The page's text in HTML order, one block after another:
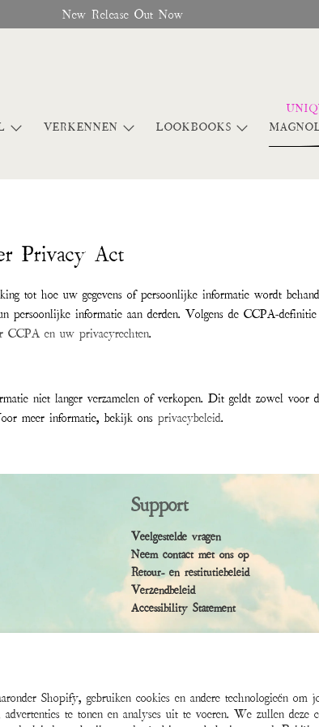
Shopify, gebruiken cookies en andere technologieën om
advertenties te tonen en analyses uit te voeren. We zullen deze
New Release Out Now
VERKENNEN LOOKBOOKS
Privacy Act
tot hoe uw gegevens of persoonlijke informatie wordt
informatie aan derden. Volgens de CCPA-
CCPA en uw privacyrechten.
niet langer verzamelen of verkopen. Dit geldt zowel voor
meer informatie, bekijk ons privacybeleid.
Support
Veelgestelde vragen
Neem contact met ons op
Retour- en restitutiebeleid
Verzendbeleid
Accessibility Statement